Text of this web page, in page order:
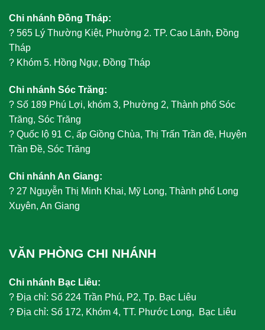
Chi nhánh Đồng Tháp:
? 565 Lý Thường Kiệt, Phường 2. TP. Cao Lãnh, Đồng
Tháp
? Khóm 5. Hồng Ngự, Đồng Tháp
Chi nhánh Sóc Trăng:
? Số 189 Phú Lợi, khóm 3, Phường 2, Thành phố Sóc
Trăng, Sóc Trăng
? Quốc lộ 91 C, ấp Giồng Chùa, Thị Trấn Trần đề, Huyện
Trần Đề, Sóc Trăng
Chi nhánh An Giang:
? 27 Nguyễn Thị Minh Khai, Mỹ Long, Thành phố Long
Xuyên, An Giang
VĂN PHÒNG CHI NHÁNH
Chi nhánh Bạc Liêu:
? Địa chỉ: Số 224 Trần Phú, P2, Tp. Bạc Liêu
? Địa chỉ: Số 172, Khóm 4, TT. Phước Long, Bạc Liêu